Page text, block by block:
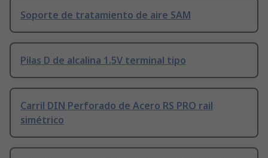
Soporte de tratamiento de aire SAM
Pilas D de alcalina 1.5V terminal tipo
Carril DIN Perforado de Acero RS PRO rail
simétrico